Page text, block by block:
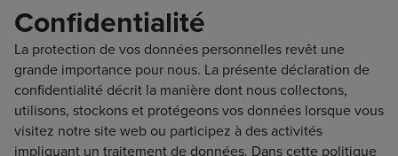
Confidentialité
La protection de vos données personnelles revêt une
grande importance pour nous. La présente déclaration de
confidentialité décrit la manière dont nous collectons,
utilisons, stockons et protégeons vos données lorsque vous
visitez notre site web ou participez à des activités
impliquant un traitement de données. Dans cette politique